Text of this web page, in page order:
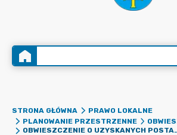
STRONA GŁÓWNA
PRAWO LOKALNE
PLANOWANIE PRZESTRZENNE
OBWIESZCZENIE O UZYSKANYCH POSTANOWIENIACH UZGADNIAJĄCYCH PROJEKT DECYZJI O USTALENIU LOKALIZACJI INWESTYCJI CELU PUBLICZNEGO DLA INWESTYCJI